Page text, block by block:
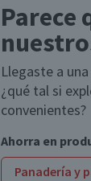
Parece
Llegaste a
¿qué tal si
convenientes?
Ahorra en
Panadería y